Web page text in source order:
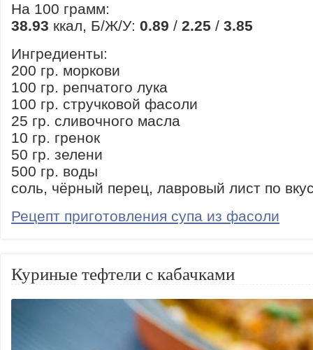
На 100 грамм:
38.93 ккал, Б/Ж/У: 0.89 / 2.25 / 3.85
Ингредиенты:
200 гр. моркови
100 гр. репчатого лука
100 гр. стручковой фасоли
25 гр. сливочного масла
10 гр. гренок
50 гр. зелени
500 гр. воды
соль, чёрный перец, лавровый лист по
Рецепт приготовления супа из фасоли
Куриные тефтели с кабачками